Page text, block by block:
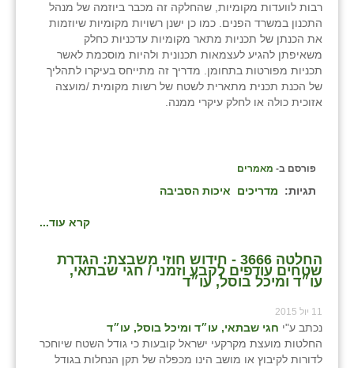
רבות לוועדות מקומיות, שהחלקה זה מכבר ביוזמה של מנהל
התכנון במשרד הפנים. כמו כן ישנן רשויות מקומיות שיוזמות
את הכנתן של תכניות מתאר מקומיות עדכניות כחלק
משאיפתן להגיע לעצמאות תכנונית ולהיות מוסכמת לאשר
תכניות מפורטות בתחומן. מדריך זה מתייחס בעיקרו לתהליך
של הכנת תכנית מתארית לשטח של רשות מקומית /מועצה
אזוכית כולה או לחלק עיקרי ממנה.
פורסם ב- מאמרים
תגיות: מדריכים איכות הסביבה
קרא עוד...
החלטה 3666 - חידוש חוזי משבצת: הגדרת
שטחים עודפים לקבע וזמני / חגי שבתאי,
עו״ד ומיכל בוסל, עו״ד
11 יול 2015
נכתב ע"י חגי שבתאי, עו״ד ומיכל בוסל, עו״ד
החלטות מועצת מקרקעי ישראל קובעות כי גודל השטח שיוחכר
לדורות לקיבוץ או מושב הינו מכפלה של תקן הנחלות בגודל